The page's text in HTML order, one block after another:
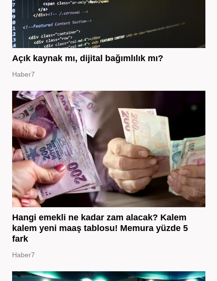
Açık kaynak mı, dijital bağımlılık mı?
Haber7
Hangi emekli ne kadar zam alacak? Kalem
kalem yeni maaş tablosu! Memura yüzde 5
fark
Haber7